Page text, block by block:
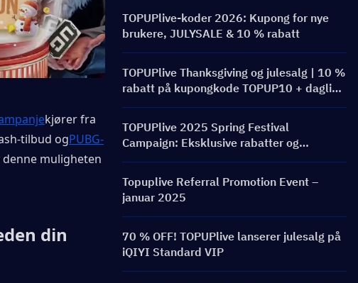
kjører fra
tilbud ogPUBG-
muligheten
din
TOPUPlive-koder 2026: Kupong for nye
brukere, JULYSALE & 10 % rabatt
TOPUPlive Thanksgiving og julesalg | 10 %
rabatt på kupongkode TOPUP10 + daglige
tilbud
TOPUPlive 2025 Spring Festival
Campaign: Eksklusive rabatter og
spillpåfyllingstilbud
Topuplive Referral Promotion Event – ​​
januar 2025
70 % OFF! TOPUPlive lanserer julesalg på
iQIYI Standard VIP